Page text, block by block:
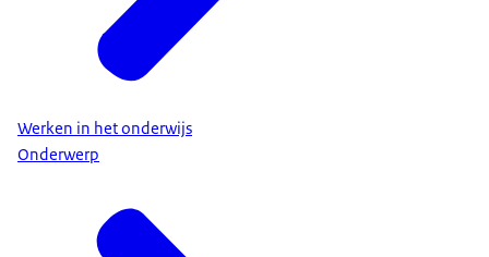
Werken in het onderwijs
Onderwerp